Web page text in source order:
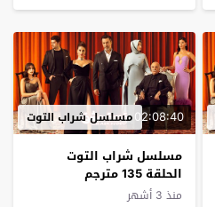
02:08:40مسلسل شراب التوت
مسلسل شراب التوت
الحلقة 135 مترجم
منذ 3 أشهر